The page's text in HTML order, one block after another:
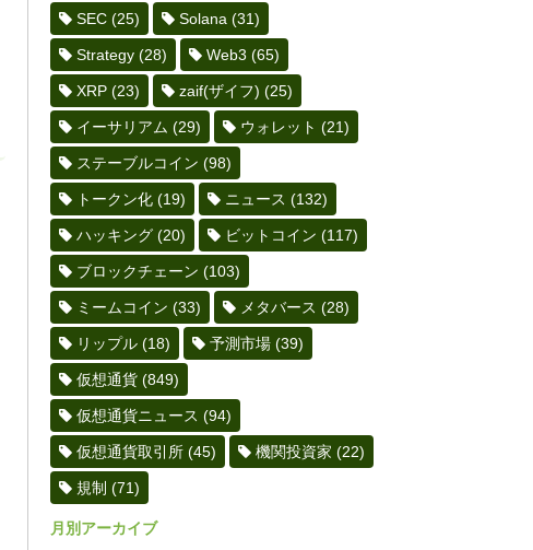
SEC (25) Solana (31)
Strategy (28) Web3 (65)
XRP (23) zaif(ザイフ) (25)
イーサリアム (29) ウォレット (21)
ステーブルコイン (98)
トークン化 (19) ニュース (132)
ハッキング (20) ビットコイン (117)
ブロックチェーン (103)
ミームコイン (33) メタバース (28)
リップル (18) 予測市場 (39)
仮想通貨 (849)
仮想通貨ニュース (94)
仮想通貨取引所 (45) 機関投資家 (22)
規制 (71)
月別アーカイブ